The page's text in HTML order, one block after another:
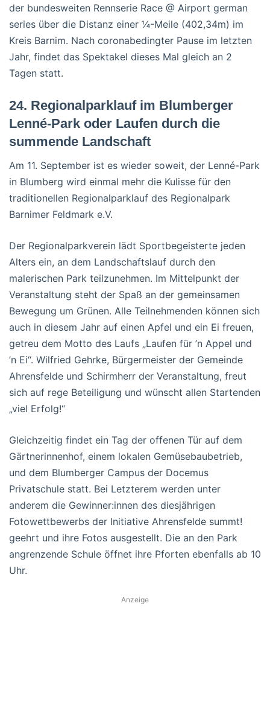
der bundesweiten Rennserie Race @ Airport german
series über die Distanz einer ¼-Meile (402,34m) im
Kreis Barnim. Nach coronabedingter Pause im letzten
Jahr, findet das Spektakel dieses Mal gleich an 2
Tagen statt.
24. Regionalparklauf im Blumberger
Lenné-Park oder Laufen durch die
summende Landschaft
Am 11. September ist es wieder soweit, der Lenné-Park
in Blumberg wird einmal mehr die Kulisse für den
traditionellen Regionalparklauf des Regionalpark
Barnimer Feldmark e.V.
Der Regionalparkverein lädt Sportbegeisterte jeden
Alters ein, an dem Landschaftslauf durch den
malerischen Park teilzunehmen. Im Mittelpunkt der
Veranstaltung steht der Spaß an der gemeinsamen
Bewegung um Grünen. Alle Teilnehmenden können sich
auch in diesem Jahr auf einen Apfel und ein Ei freuen,
getreu dem Motto des Laufs „Laufen für ’n Appel und
’n Ei“. Wilfried Gehrke, Bürgermeister der Gemeinde
Ahrensfelde und Schirmherr der Veranstaltung, freut
sich auf rege Beteiligung und wünscht allen Startenden
„viel Erfolg!“
Gleichzeitig findet ein Tag der offenen Tür auf dem
Gärtnerinnenhof, einem lokalen Gemüsebaubetrieb,
und dem Blumberger Campus der Docemus
Privatschule statt. Bei Letzterem werden unter
anderem die Gewinner:innen des diesjährigen
Fotowettbewerbs der Initiative Ahrensfelde summt!
geehrt und ihre Fotos ausgestellt. Die an den Park
angrenzende Schule öffnet ihre Pforten ebenfalls ab 10
Uhr.
Anzeige